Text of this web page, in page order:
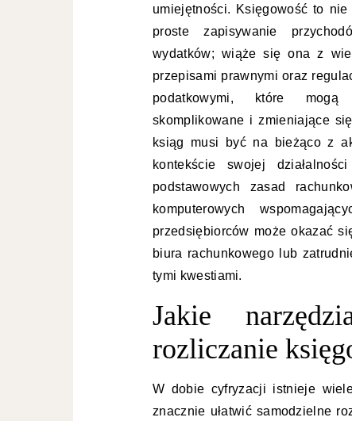
umiejętności. Księgowość to nie
proste zapisywanie
wydatków; wiąże się ona z
przepisami prawnymi oraz
podatkowymi, które mogą
skomplikowane i zmieniające
ksiąg musi być na bieżąco z
kontekście swojej
podstawowych zasad
komputerowych
przedsiębiorców może okazać
biura rachunkowego lub
tymi kwestiami.
Jakie
rozliczanie
W dobie cyfryzacji istnieje
znacznie ułatwić samodzielne